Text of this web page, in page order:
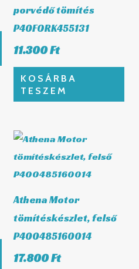
porvédő tömítés
P40FORK455131
11.300Ft
KOSÁRBA
TESZEM
Athena Motor
tömítéskészlet, felső
P400485160014
17.800Ft